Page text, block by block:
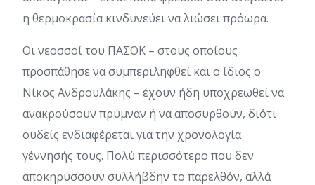
η θερμοκρασία κινδυνεύει να λιώσει πρόωρα.
Οι νεοσσοί του ΠΑΣΟΚ – στους οποίους
προσπάθησε να συμπεριληφθεί και ο ίδιος ο
Νίκος Ανδρουλάκης – έχουν ήδη υποχρεωθεί να
ανακρούσουν πρύμναν ή να αποσυρθούν, διότι
ουδείς ενδιαφέρεται για την χρονολογία
γέννησής τους. Πολύ περισσότερο που δεν
αποκηρύσσουν συλλήβδην το παρελθόν, αλλά